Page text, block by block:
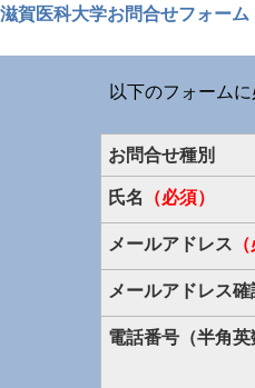
滋賀医科大学お問合せフォーム
以下のフォーム
お問合せ種別
氏名 （必須）
メールアドレス
メールアドレス確
電話番号（半角英